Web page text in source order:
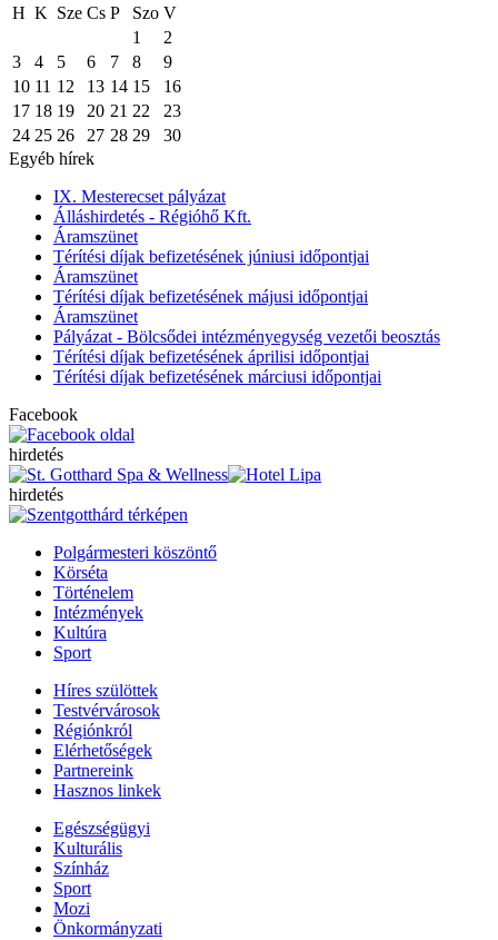
H K Sze Cs P Szo V
1
2
3
4 5 6 7 8
9
10 11 12 13 14 15
16
17 18 19 20 21 22
23
24 25 26 27 28 29
30
Egyéb hírek
IX. Mesterecset pályázat
Álláshirdetés - Régióhő Kft.
Áramszünet
Térítési díjak befizetésének júniusi időpontjai
Áramszünet
Térítési díjak befizetésének májusi időpontjai
Áramszünet
Pályázat - Bölcsődei intézményegység vezetői beosztás
Térítési díjak befizetésének áprilisi időpontjai
Térítési díjak befizetésének márciusi időpontjai
Facebook
hirdetés
hirdetés
Polgármesteri köszöntő
Körséta
Történelem
Intézmények
Kultúra
Sport
Híres szülöttek
Testvérvárosok
Régiónkról
Elérhetőségek
Partnereink
Hasznos linkek
Egészségügyi
Kulturális
Színház
Sport
Mozi
Önkormányzati